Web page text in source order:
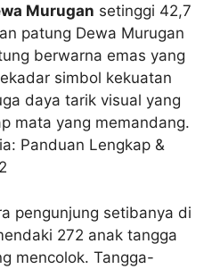
Murugan setinggi 42,7
patung Dewa Murugan
berwarna emas yang
simbol kekuatan
daya tarik visual yang
mata yang memandang.
pengunjung setibanya di
272 anak tangga
mencolok. Tangga-